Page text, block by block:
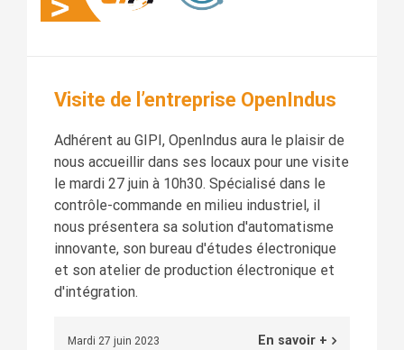
Visite de l’entreprise OpenIndus
Adhérent au GIPI, OpenIndus aura le plaisir de
nous accueillir dans ses locaux pour une visite
le mardi 27 juin à 10h30. Spécialisé dans le
contrôle-commande en milieu industriel, il
nous présentera sa solution d'automatisme
innovante, son bureau d'études électronique
et son atelier de production électronique et
d'intégration.
Mardi 27 juin 2023 En savoir +